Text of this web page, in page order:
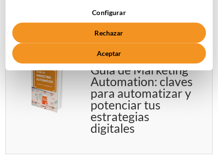
paso a paso
Guía de Marketing
Automation: claves
para automatizar y
potenciar tus
estrategias
digitales
Configurar
Rechazar
Aceptar